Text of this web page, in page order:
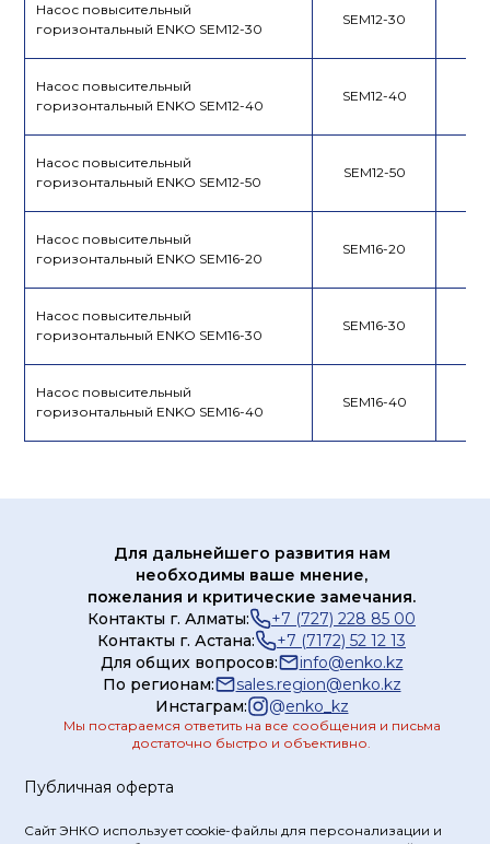
Насос повысительный
горизонтальный ENKO SEM12-30
SEM12-30
Насос повысительный
горизонтальный ENKO SEM12-40
SEM12-40
Насос повысительный
горизонтальный ENKO SEM12-50
SEM12-50
Насос повысительный
горизонтальный ENKO SEM16-20
SEM16-20
Насос повысительный
горизонтальный ENKO SEM16-30
SEM16-30
Насос повысительный
горизонтальный ENKO SEM16-40
SEM16-40
Публичная оферта
Сайт ЭНКО использует cookie-файлы для персонализации и
Для дальнейшего развития нам
необходимы ваше мнение,
пожелания и критические замечания.
Контакты г. Алматы:
+7 (727) 228 85 00
Контакты г. Астана:
+7 (7172) 52 12 13
Для общих вопросов:
info@enko.kz
По регионам:
sales.region@enko.kz
Инстаграм:
@enko_kz
Мы постараемся ответить на все сообщения и письма
достаточно быстро и объективно.